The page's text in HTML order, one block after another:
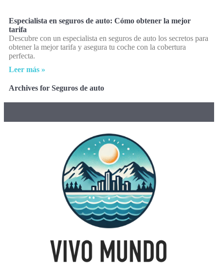
Especialista en seguros de auto: Cómo obtener la mejor
tarifa
Descubre con un especialista en seguros de auto los secretos para
obtener la mejor tarifa y asegura tu coche con la cobertura
perfecta.
Leer más »
Archives for Seguros de auto